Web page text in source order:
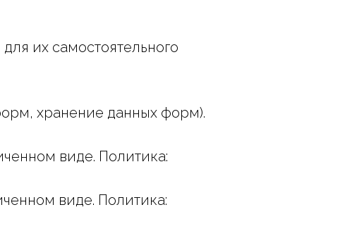
их самостоятельного
хранение данных форм).
виде. Политика:
виде. Политика: